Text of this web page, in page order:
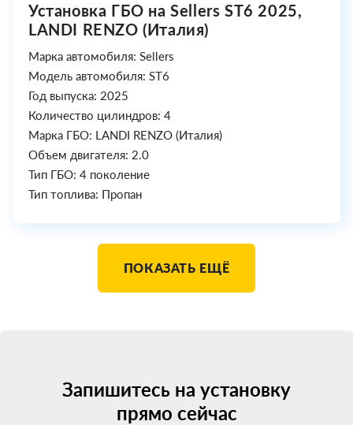
Установка ГБО на Sellers ST6 2025,
LANDI RENZO (Италия)
Марка автомобиля: Sellers
Модель автомобиля: ST6
Год выпуска: 2025
Количество цилиндров: 4
Марка ГБО: LANDI RENZO (Италия)
Объем двигателя: 2.0
Тип ГБО: 4 поколение
Тип топлива: Пропан
ПОКАЗАТЬ ЕЩЁ
Запишитесь на установку
прямо сейчас